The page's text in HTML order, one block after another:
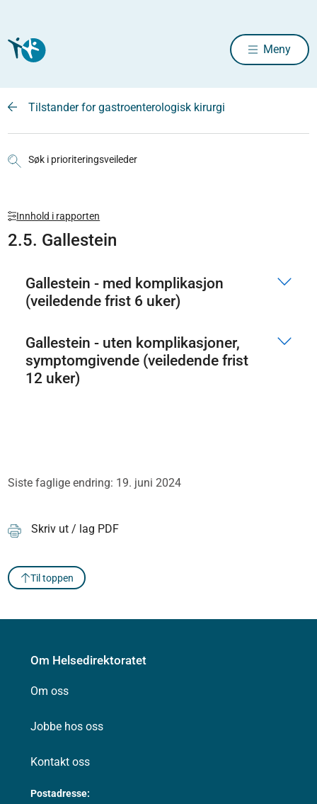
Meny
Tilstander for gastroenterologisk kirurgi
Søk i prioriteringsveileder
Innhold i rapporten
2.5. Gallestein
Gallestein - med komplikasjon
(veiledende frist 6 uker)
Gallestein - uten komplikasjoner,
symptomgivende (veiledende frist
12 uker)
Siste faglige endring: 19. juni 2024
Skriv ut / lag PDF
Til toppen
Om Helsedirektoratet
Om oss
Jobbe hos oss
Kontakt oss
Postadresse: